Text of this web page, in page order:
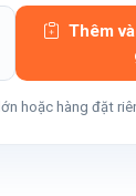
Thêm
hoặc hàng đặt